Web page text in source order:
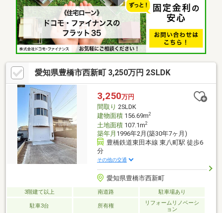
愛知県豊橋市西新町 3,250万円 2SLDK
3,250万円
間取り 2SLDK
建物面積156.69m2
土地面積107.1m2
築年月 1996年2月(築30年7ヶ月)
豊橋鉄道東田本線 東八町駅 徒歩6
分
その他の交通
愛知県豊橋市西新町
3階建て以上 南道路 駐車場あり
駐車3台 所有権
リフォームリノベーシ
ョン